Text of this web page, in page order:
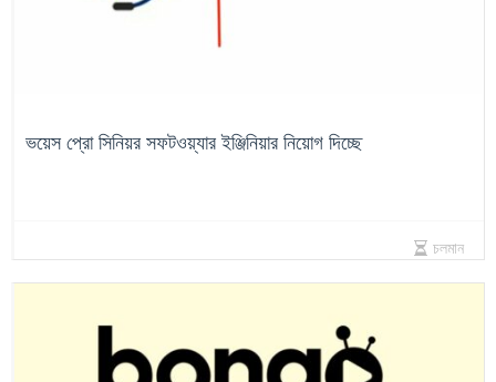
ভয়েস প্রো সিনিয়র সফটওয়্যার ইঞ্জিনিয়ার নিয়োগ দিচ্ছে
চলমান